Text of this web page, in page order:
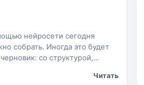
нейросети сегодня
собрать. Иногда это будет
со структурой,
кода. Но я бы не
Читать